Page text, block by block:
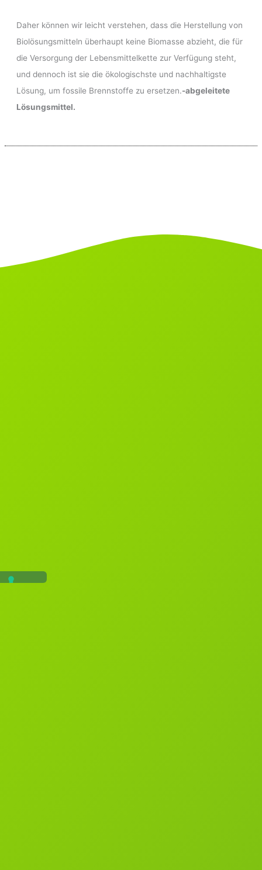
Daher können wir leicht verstehen, dass die Herstellung von
Biolösungsmitteln überhaupt keine Biomasse abzieht, die für
die Versorgung der Lebensmittelkette zur Verfügung steht,
und dennoch ist sie die ökologischste und nachhaltigste
Lösung, um fossile Brennstoffe zu ersetzen.-abgeleitete
Lösungsmittel.